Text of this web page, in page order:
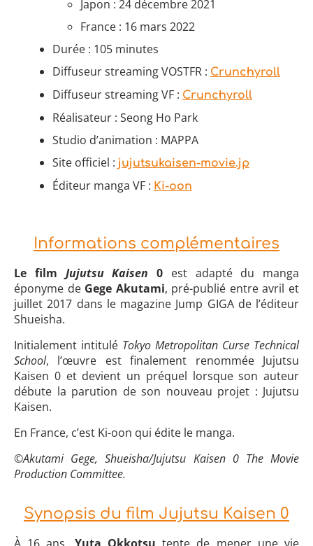
Japon : 24 décembre 2021
France : 16 mars 2022
Durée : 105 minutes
Diffuseur streaming VOSTFR : Crunchyroll
Diffuseur streaming VF : Crunchyroll
Réalisateur : Seong Ho Park
Studio d’animation : MAPPA
Site officiel : jujutsukaisen-movie.jp
Éditeur manga VF : Ki-oon
Informations complémentaires
Le film Jujutsu Kaisen 0 est adapté du manga
éponyme de Gege Akutami, pré-publié entre avril et
juillet 2017 dans le magazine Jump GIGA de l’éditeur
Shueisha.
Initialement intitulé Tokyo Metropolitan Curse Technical
School, l’œuvre est finalement renommée Jujutsu
Kaisen 0 et devient un préquel lorsque son auteur
débute la parution de son nouveau projet : Jujutsu
Kaisen.
En France, c’est Ki-oon qui édite le manga.
©Akutami Gege, Shueisha/Jujutsu Kaisen 0 The Movie
Production Committee.
Synopsis du film Jujutsu Kaisen 0